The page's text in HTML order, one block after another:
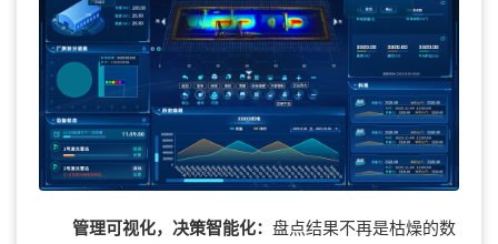
管理可视化，决策智能化： 盘点结果不再是枯燥的数